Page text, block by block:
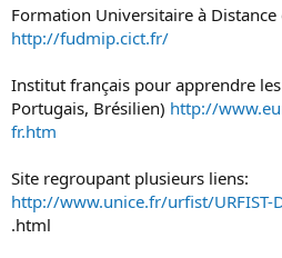
Formation Universitaire à
http://fudmip.cict.fr/
Institut français pour apprendre
Portugais, Brésilien) http://
fr.htm
Site regroupant plusieurs liens:
http://www.unice.fr/urfist/URFIST-
.html